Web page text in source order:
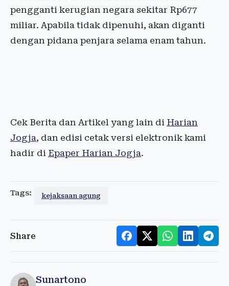
pengganti kerugian negara sekitar Rp677
miliar. Apabila tidak dipenuhi, akan diganti
dengan pidana penjara selama enam tahun.
Cek Berita dan Artikel yang lain di Harian
Jogja, dan edisi cetak versi elektronik kami
hadir di Epaper Harian Jogja.
Tags: kejaksaan agung
Share
Sunartono